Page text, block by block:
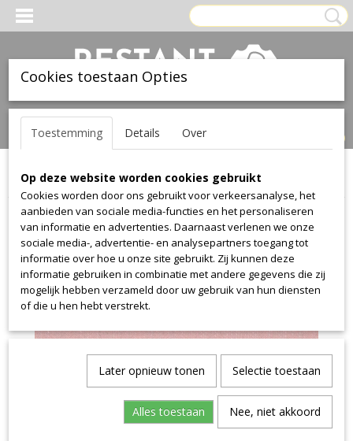
Inloggen Registreren
(0)
Home >Stof>Kvadrat>Clara >Clara 548
Cookies toestaan Opties
Toestemming Details Over
Op deze website worden cookies gebruikt
Cookies worden door ons gebruikt voor verkeersanalyse, het
aanbieden van sociale media-functies en het personaliseren
van informatie en advertenties. Daarnaast verlenen we onze
sociale media-, advertentie- en analysepartners toegang tot
informatie over hoe u onze site gebruikt. Zij kunnen deze
informatie gebruiken in combinatie met andere gegevens die zij
mogelijk hebben verzameld door uw gebruik van hun diensten
of die u hen hebt verstrekt.
Later opnieuw tonen Selectie toestaan
Alles toestaan Nee, niet akkoord